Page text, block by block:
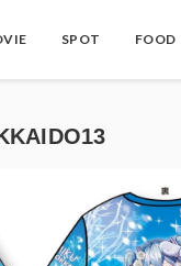
SPOT FOOD